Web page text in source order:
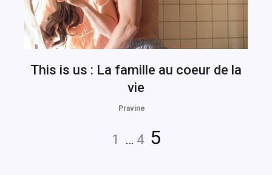
This is us : La famille au coeur de la
vie
Pravine
Page
1 … Page
4 Page
5